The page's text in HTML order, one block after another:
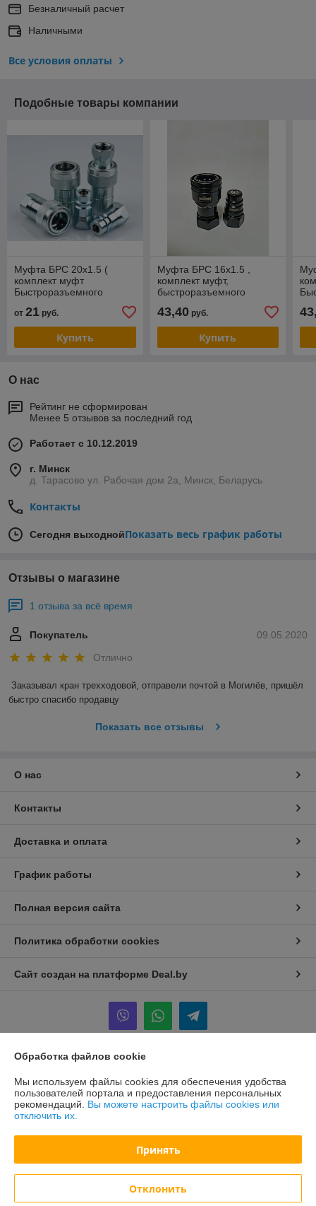
Безналичный расчет
Наличными
Все условия оплаты
Подобные товары компании
Муфта БРС 20x1.5 (
комплект муфт
Быстроразъемного
от 21 руб.
Купить
Муфта БРС 16x1.5 ,
комплект муфт,
быстроразъемного
соединения.( мама+папа
)
43,40руб.
Купить
О нас
Рейтинг не сформирован
Менее 5 отзывов за последний год
Работает с 10.12.2019
г. Минск
д. Тарасово ул. Рабочая дом 2а, Минск, Беларусь
Контакты
Сегодня выходнойПоказать весь график работы
Отзывы о магазине
1 отзыва за всё время
09.05.2020
Покупатель
Отлично
Заказывал кран трехходовой, отправели почтой в Могилёв, пришёл
быстро спасибо продавцу
Показать все отзывы
О нас
Контакты
Доставка и оплата
График работы
Полная версия сайта
Политика обработки cookies
Сайт создан на платформе Deal.by
Юридическое лицо:ООО «Инженерно-инновационный центр
223018, д.Тарасово, ул.Рабочая, д.2
Регистрационный орган: Минский горисполком
Дата регистрации компании: 27.07.2016
Обработка файлов cookie
Мы используем файлы cookies для обеспечения удобства
пользователей портала и предоставления персональных
рекомендаций. Вы можете настроить файлы cookies или
отключить их.
Принять
Отклонить